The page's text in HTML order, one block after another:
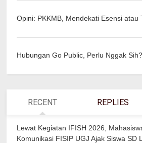
Opini: PKKMB, Mendekati Esensi atau
Hubungan Go Public, Perlu Nggak Sih?
RECENT REPLIES
Lewat Kegiatan IFISH 2026,
Komunikasi FISIP UGJ Ajak Siswa SD